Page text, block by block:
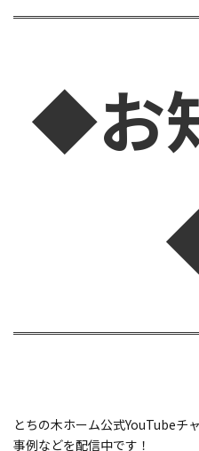
◆お
とちの木ホーム公式YouTubeチ
事例などを配信中です！